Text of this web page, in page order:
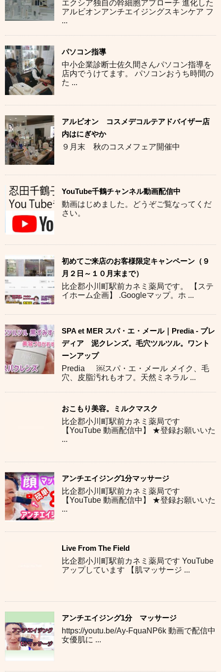
エクシア独自の幹細胞アプローチ 進化した
アルビオンアンチエイジングスキンケア フ
...
パソコン指導
中小企業診断士佐久間さんパソコン指導を
店内でうけてます。 パソコンおうち時間の
た ...
アルビオン コスメデコルテアドバイザー店
内はにぎやか
９月末 秋のコスメフェア開催中
YouTube千鶴チャンネル動画配信中
動画はじめました。どうぞご覧なってくだ
さい。
初めてご来店のお客様限定キャンペーン（９
月２日～１０月末まで）
比企郡小川町駅前カネミ薬局です。 【ステ
イホーム企画】 .Googleマップ。ホ ...
SPA et MER スパ・エ・メール｜Predia - プレ
ディア 泥クレンズ。毛穴ツルツル。ワント
ーンアップ
Predia ￼スパ・エ・メール メイク、毛
穴、皮脂汚れもオフ。天然ミネラル ...
おこもり美容。ミルクマスク
比企郡小川町駅前カネミ薬局です
【YouTube 動画配信中】 ★登録お願いいた
...
アンチエイジング1分マッサージ
比企郡小川町駅前カネミ薬局です
【YouTube 動画配信中】 ★登録お願いいた
...
Live From The Field
比企郡小川町駅前カネミ薬局です YouTube
アップしています 【肌マッサージ ...
アンチエイジング1分 マッサージ
https://youtu.be/Ay-FquaNP6k 動画で配信中
女優肌に ...